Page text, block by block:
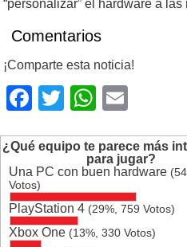
“personalizar” el hardware a
Comentarios
¡Comparte esta noticia!
Facebook
Twitter
¿Qué equipo te parece más
para jugar?
Una PC con buen hardware
Votos)
PlayStation 4 (29%, 759 Votos)
Xbox One (13%, 330 Votos)